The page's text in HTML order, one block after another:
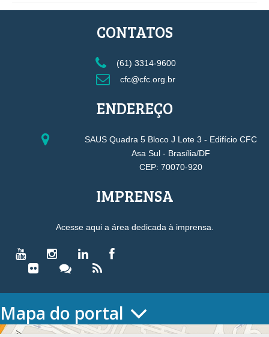
CONTATOS
(61) 3314-9600
cfc@cfc.org.br
ENDEREÇO
SAUS Quadra 5 Bloco J Lote 3 - Edifício CFC
Asa Sul - Brasília/DF
CEP: 70070-920
IMPRENSA
Acesse aqui a área dedicada à imprensa.
Mapa do portal
HOME